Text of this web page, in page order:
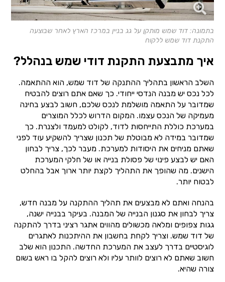
בתמונה: דוד שמש מותקן על גג בניין במרכז הארץ לאחר שבוצעה
התקנת דוד שמש ללקוח
איך מתבצעת התקנת דודי שמש בנהלל?
השלב הראשון בתהליך ההתנקה של דוד שמש, הוא ההתאמה.
לכל נכס יש מבנה הנדסי ייחודי. כך שאם אתם רוצים להבטיח
שמדובר על התאמה מושלמת לנכס שלכם, חשוב לבצע בחינה
מעמיקה של הנכס עצמו. המקום הדרוש לכלל המוצרים
במערכת כוללת התייחסות לדוד, לקולט למעמד ולצנרת. כך
שמדובר במידה לא מבוטלת של תכנון שצריך להשקיע עוד לפני
שאתם מניחים את היסודות למערכת. מעבר לכך, צריך לבחון
האם יש לבצע פינוי של פסולת בנייה או של חלקי המערכת
הישנים. מה שהופך את התהליך לקצת יותר ארוך אבל בהחלט
לבטוח יותר.
בהנחה ואתם לא מבצעים את תהליך ההתקנה על מבנה חדש,
צריך לבחון את סגנון הבנייה של המבנה. בעיקר בבנייה ישנה,
גגות צפופים ומלאה מכשולים מהווים אתגר רציני בדרך להתקנה
של דוד שמש. וצריך לקחת בחשבון את ההיתכנות לאתגרים
לוגיסטיים בדרך לעצב את המערכת החדשה. התכנון הוא שלב
חשוב שאתם לא רוצים לוותר עליו ולא רוצים להקל בו ראש בשום
צורה שהיא.